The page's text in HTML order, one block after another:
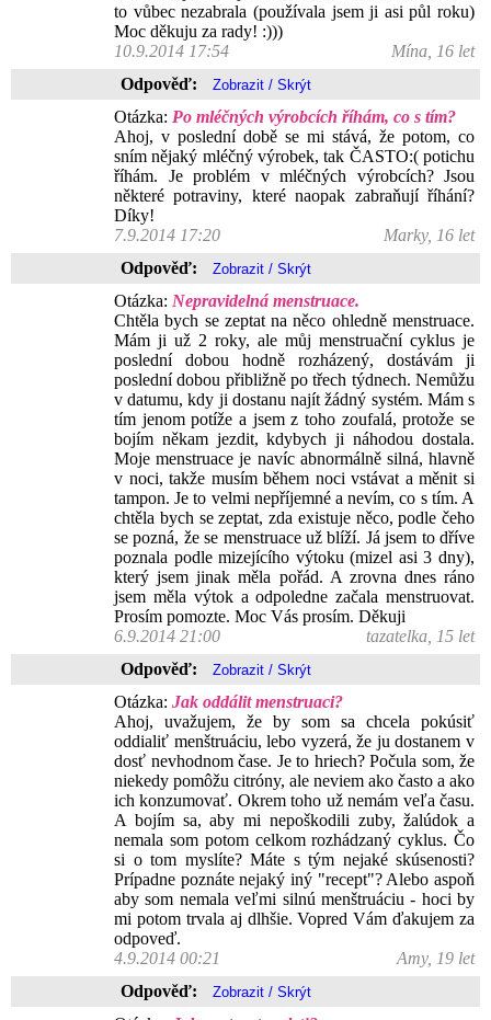
to vůbec nezabrala (používala jsem ji asi půl roku)
Moc děkuju za rady! :)))
10.9.2014 17:54
Mína, 16 let
Odpověď:
Otázka: Po mléčných výrobcích říhám, co s tím?
Ahoj, v poslední době se mi stává, že potom, co
sním nějaký mléčný výrobek, tak ČASTO:( potichu
říhám. Je problém v mléčných výrobcích? Jsou
některé potraviny, které naopak zabraňují říhání?
Díky!
7.9.2014 17:20
Marky, 16 let
Odpověď:
Otázka: Nepravidelná menstruace.
Chtěla bych se zeptat na něco ohledně menstruace.
Mám ji už 2 roky, ale můj menstruační cyklus je
poslední dobou hodně rozházený, dostávám ji
poslední dobou přibližně po třech týdnech. Nemůžu
v datumu, kdy ji dostanu najít žádný systém. Mám s
tím jenom potíže a jsem z toho zoufalá, protože se
bojím někam jezdit, kdybych ji náhodou dostala.
Moje menstruace je navíc abnormálně silná, hlavně
v noci, takže musím během noci vstávat a měnit si
tampon. Je to velmi nepříjemné a nevím, co s tím. A
chtěla bych se zeptat, zda existuje něco, podle čeho
se pozná, že se menstruace už blíží. Já jsem to dříve
poznala podle mizejícího výtoku (mizel asi 3 dny),
který jsem jinak měla pořád. A zrovna dnes ráno
jsem měla výtok a odpoledne začala menstruovat.
Prosím pomozte. Moc Vás prosím. Děkuji
6.9.2014 21:00
tazatelka, 15 let
Odpověď:
Otázka: Jak oddálit menstruaci?
Ahoj, uvažujem, že by som sa chcela pokúsiť
oddialiť menštruáciu, lebo vyzerá, že ju dostanem v
dosť nevhodnom čase. Je to hriech? Počula som, že
niekedy pomôžu citróny, ale neviem ako často a ako
ich konzumovať. Okrem toho už nemám veľa času.
A bojím sa, aby mi nepoškodili zuby, žalúdok a
nemala som potom celkom rozhádzaný cyklus. Čo
si o tom myslíte? Máte s tým nejaké skúsenosti?
Prípadne poznáte nejaký iný "recept"? Alebo aspoň
aby som nemala veľmi silnú menštruáciu - hoci by
mi potom trvala aj dlhšie. Vopred Vám ďakujem za
odpoveď.
4.9.2014 00:21
Amy, 19 let
Odpověď: